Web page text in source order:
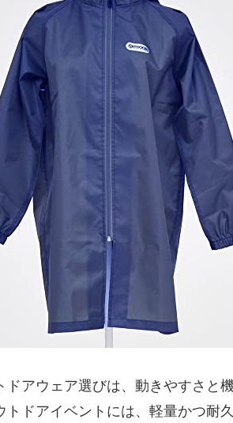
ドアウェア選びは、動きやすさと
トドアイベントには、軽量かつ耐